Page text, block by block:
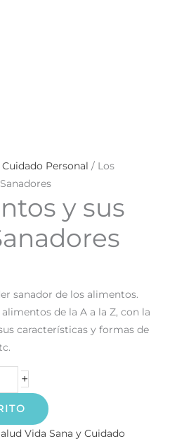
Personal / Los
y sus
sanador de los alimentos.
de la A a la Z, con la
características y formas de
+
Vida Sana y Cuidado